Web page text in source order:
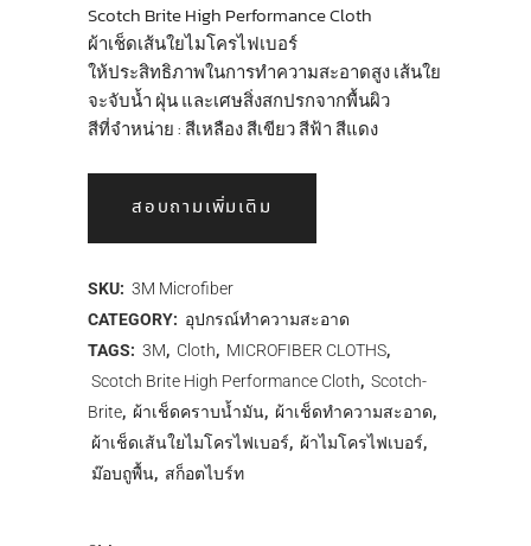
Scotch Brite High Performance Cloth
ผ้าเช็ดเส้นใยไมโครไฟเบอร์
ให้ประสิทธิภาพในการทำความสะอาดสูง เส้นใย
จะจับน้ำ ฝุ่น และเศษสิ่งสกปรกจากพื้นผิว
สีที่จำหน่าย : สีเหลือง สีเขียว สีฟ้า สีแดง
สอบถามเพิ่มเติม
SKU: 3M Microfiber
CATEGORY: อุปกรณ์ทำความสะอาด
TAGS: 3M, Cloth, MICROFIBER CLOTHS,
Scotch Brite High Performance Cloth, Scotch-
Brite, ผ้าเช็ดคราบน้ำมัน, ผ้าเช็ดทำความสะอาด,
ผ้าเช็ดเส้นใยไมโครไฟเบอร์, ผ้าไมโครไฟเบอร์,
ม๊อบถูพื้น, สก็อตไบร์ท